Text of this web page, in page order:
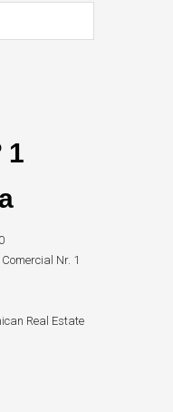
1
Nr. 1
Real Estate